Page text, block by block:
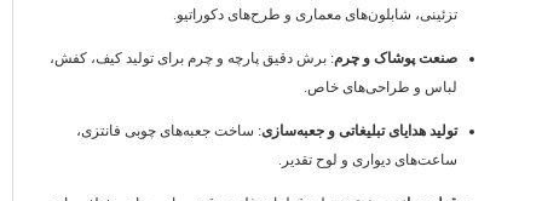
تزئینی، شابلون‌های معماری و طرح‌های دکوراتیو.
صنعت پوشاک و چرم: برش دقیق پارچه و چرم برای تولید کیف، کفش،
لباس و طراحی‌های خاص.
تولید هدایای تبلیغاتی و جعبه‌سازی: ساخت جعبه‌های چوبی فانتزی،
ساعت‌های دیواری و لوح تقدیر.